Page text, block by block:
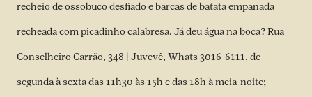
recheio de ossobuco desfiado e barcas de batata empanada
recheada com picadinho calabresa. Já deu água na boca? Rua
Conselheiro Carrão, 348 | Juvevê, Whats 3016-6111, de
segunda à sexta das 11h30 às 15h e das 18h à meia-noite;